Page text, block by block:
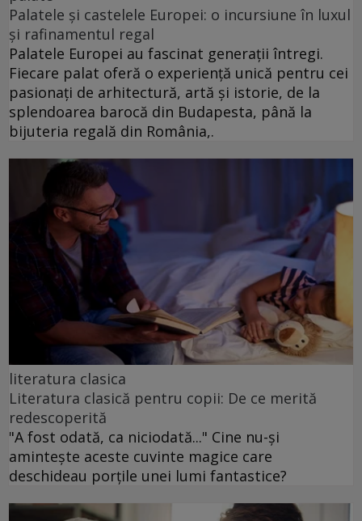
Palatele și castelele Europei: o incursiune în luxul
și rafinamentul regal
Palatele Europei au fascinat generații întregi.
Fiecare palat oferă o experiență unică pentru cei
pasionați de arhitectură, artă și istorie, de la
splendoarea barocă din Budapesta, până la
bijuteria regală din România,.
literatura clasica
Literatura clasică pentru copii: De ce merită
redescoperită
"A fost odată, ca niciodată..." Cine nu-și
amintește aceste cuvinte magice care
deschideau porțile unei lumi fantastice?